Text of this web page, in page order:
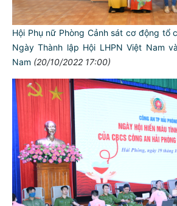
Hội Phụ nữ Phòng Cảnh sát cơ động tổ
Ngày Thành lập Hội LHPN Việt Nam
Nam (20/10/2022 17:00)